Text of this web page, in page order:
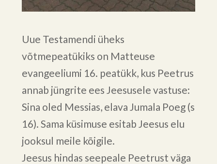
Uue Testamendi üheks
võtmepeatükiks on Matteuse
evangeeliumi 16. peatükk, kus Peetrus
annab jüngrite ees Jeesusele vastuse:
Sina oled Messias, elava Jumala Poeg (s
16). Sama küsimuse esitab Jeesus elu
jooksul meile kõigile.
Jeesus hindas seepeale Peetrust väga